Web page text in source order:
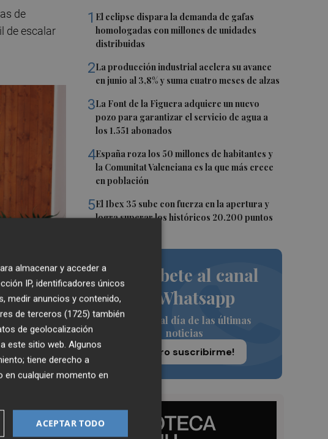
1 El eclipse dispara la demanda de gafas
homologadas con millones de unidades
distribuidas
2La producción industrial acelera su avance
en junio al 3,8% y suma cuatro meses de alzas
3La Font de la Figuera adquiere un nuevo
pozo para garantizar el servicio de agua a
los 1.551 abonados
4España roza los 50 millones de habitantes y
la Comunitat Valenciana es la que más crece
en población
5El Ibex 35 sube con fuerza en la apertura y
logra superar los históricos 20.200 puntos
Suscríbete al canal
de Whatsapp
Siempre al día de las últimas
noticias
¡Quiero suscribirme!
de
de escalar
almacenar y acceder a
IP, identificadores únicos
medir anuncios y contenido,
de terceros (1725) también
de geolocalización
este sitio web. Algunos
tiene derecho a
en cualquier momento en
ACEPTAR TODO